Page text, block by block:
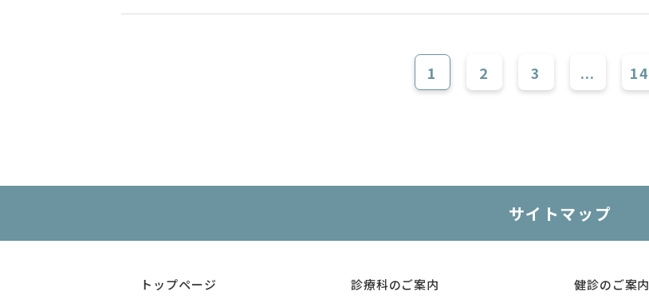
1 2 3 ... 14
サイトマップ
トップページ
診療科のご案内
健診のご案内